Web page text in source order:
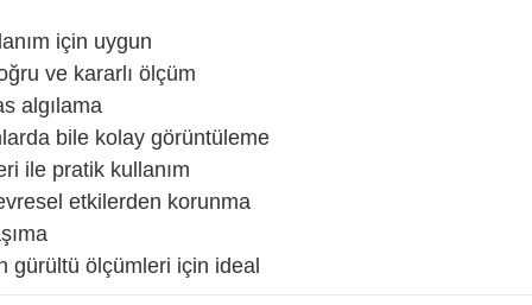
için uygun
ve kararlı ölçüm
algılama
bile kolay görüntüleme
ile pratik kullanım
etkilerden korunma
gürültü ölçümleri için ideal